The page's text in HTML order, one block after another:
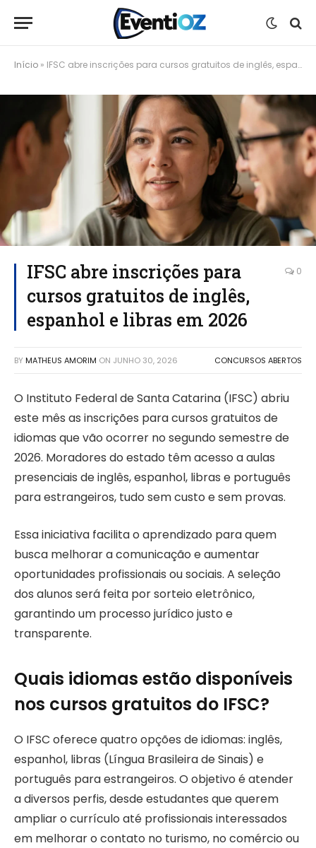
Início » IFSC abre inscrições para cursos gratuitos de inglês, espanhol e libras em 2026
IFSC abre inscrições para
cursos gratuitos de inglês,
espanhol e libras em 2026
0
BY MATHEUS AMORIM ON JUNHO 30, 2026 CONCURSOS ABERTOS
O Instituto Federal de Santa Catarina (IFSC) abriu
este mês as inscrições para cursos gratuitos de
idiomas que vão ocorrer no segundo semestre de
2026. Moradores do estado têm acesso a aulas
presenciais de inglês, espanhol, libras e português
para estrangeiros, tudo sem custo e sem provas.
Essa iniciativa facilita o aprendizado para quem
busca melhorar a comunicação e aumentar
oportunidades profissionais ou sociais. A seleção
dos alunos será feita por sorteio eletrônico,
garantindo um processo jurídico justo e
transparente.
Quais idiomas estão disponíveis
nos cursos gratuitos do IFSC?
O IFSC oferece quatro opções de idiomas: inglês,
espanhol, libras (Língua Brasileira de Sinais) e
português para estrangeiros. O objetivo é atender
a diversos perfis, desde estudantes que querem
ampliar o currículo até profissionais interessados
em melhorar o contato no turismo, no comércio ou